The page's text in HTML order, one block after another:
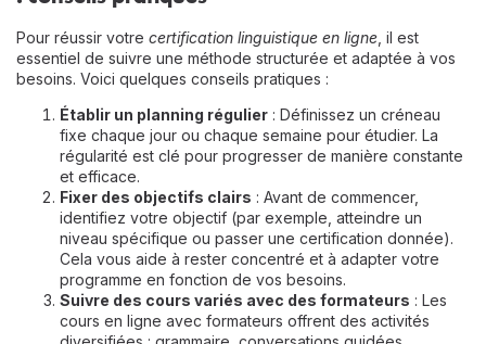
Pour réussir votre certification linguistique en ligne , il est
essentiel de suivre une méthode structurée et adaptée à vos
besoins. Voici quelques conseils pratiques :
Établir un planning régulier : Définissez un créneau
fixe chaque jour ou chaque semaine pour étudier. La
régularité est clé pour progresser de manière constante
et efficace.
Fixer des objectifs clairs : Avant de commencer,
identifiez votre objectif (par exemple, atteindre un
niveau spécifique ou passer une certification donnée).
Cela vous aide à rester concentré et à adapter votre
programme en fonction de vos besoins.
Suivre des cours variés avec des formateurs : Les
cours en ligne avec formateurs offrent des activités